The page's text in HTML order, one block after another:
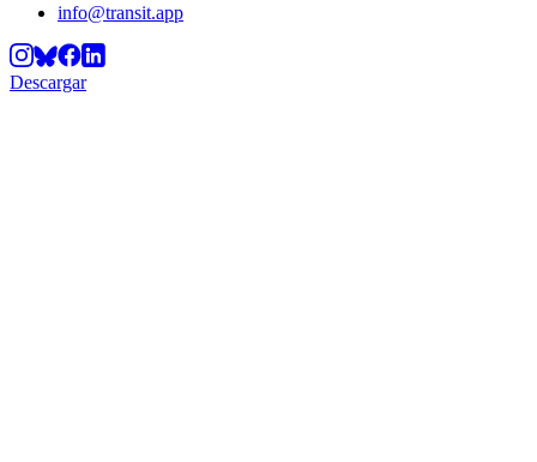
info@transit.app
Descargar